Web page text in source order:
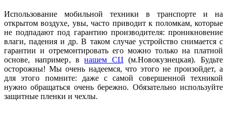
Использование мобильной техники в транспорте и на
открытом воздухе, увы, часто приводит к поломкам, которые
не подпадают под гарантию производителя: проникновение
влаги, падения и др. В таком случае устройство снимается с
гарантии и отремонтировать его можно только на платной
основе, например, внашем СЦ (м.Новокузнецкая). Будьте
осторожны! Мы очень надеемся, что этого не произойдет, а
для этого помните: даже с самой совершенной техникой
нужно обращаться очень бережно. Обязательно используйте
защитные пленки и чехлы.